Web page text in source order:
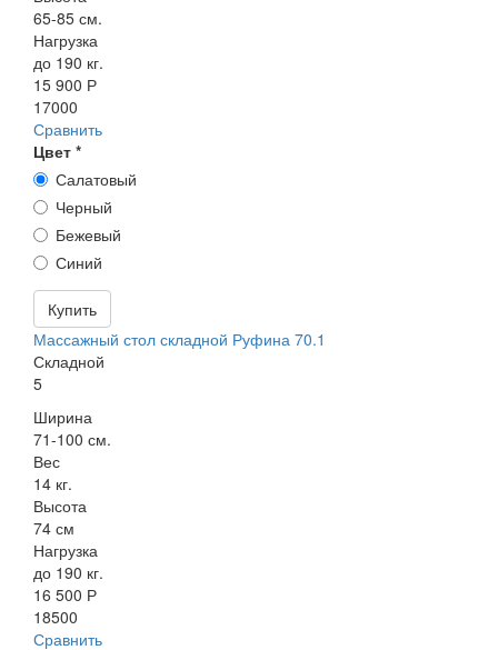
65-85 см.
Нагрузка
до 190 кг.
15 900 Р
17000
Сравнить
Цвет *
Салатовый
Черный
Бежевый
Синий
Купить
Массажный стол складной Руфина 70.1
Складной
5
Ширина
71-100 см.
Вес
14 кг.
Высота
74 см
Нагрузка
до 190 кг.
16 500 Р
18500
Сравнить